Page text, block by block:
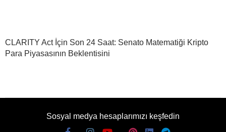
CLARITY Act İçin Son 24 Saat: Senato Matematiği Kripto
Para Piyasasının Beklentisini
Sosyal medya hesaplarımızı keşfedin